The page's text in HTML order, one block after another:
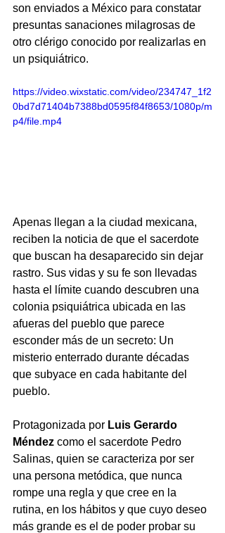
son enviados a México para constatar
presuntas sanaciones milagrosas de
otro clérigo conocido por realizarlas en
un psiquiátrico.
https://video.wixstatic.com/video/234747_1f2
0bd7d71404b7388bd0595f84f8653/1080p/m
p4/file.mp4
Apenas llegan a la ciudad mexicana,
reciben la noticia de que el sacerdote
que buscan ha desaparecido sin dejar
rastro. Sus vidas y su fe son llevadas
hasta el límite cuando descubren una
colonia psiquiátrica ubicada en las
afueras del pueblo que parece
esconder más de un secreto: Un
misterio enterrado durante décadas
que subyace en cada habitante del
pueblo.
Protagonizada por Luis Gerardo
Méndez como el sacerdote Pedro
Salinas, quien se caracteriza por ser
una persona metódica, que nunca
rompe una regla y que cree en la
rutina, en los hábitos y que cuyo deseo
más grande es el de poder probar su